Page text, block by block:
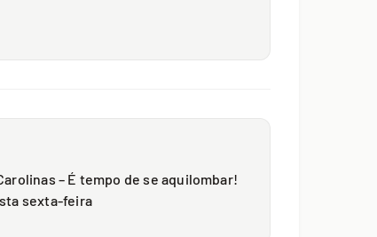
– É tempo de se aquilombar!
sexta-feira